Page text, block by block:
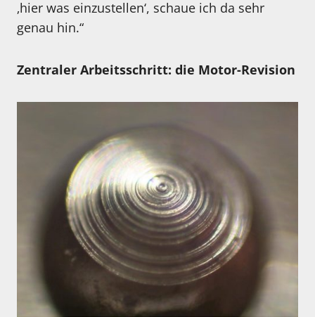
‚hier was einzustellen‘, schaue ich da sehr
genau hin.“
Zentraler Arbeitsschritt: die Motor-Revision